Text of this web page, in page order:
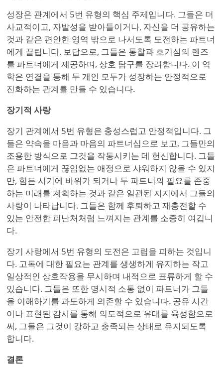
성장은 관계에서 5번 유형의 핵심 주제입니다. 그들은 더
사교적이고, 자발성을 받아들이거나, 자신을 더 공유하는
것과 같은 편안한 영역 밖으로 나서도록 도전하는 파트너
에게 끌립니다. 보답으로, 그들은 통찰과 호기심의 렌즈
를 파트너에게 제공하며, 상호 탐구를 장려합니다. 이 역
학은 연결을 통해 두 개인 모두가 성장하는 안정적으로
진화하는 관계를 만들 수 있습니다.
장기적 사랑
장기 관계에서 5번 유형은 충성스럽고 안정적입니다. 그
들은 약속을 마음과 마음의 파트너십으로 보고, 그들만의
조용한 방식으로 그것을 작동시키는 데 헌신합니다. 그들
은 파트너에게 끊임없는 애정으로 샤워하지 않을 수 있지
만, 힘든 시기에 바위가 되거나 두 파트너의 필요를 존중
하는 미래를 계획하는 것과 같은 일관된 지지에서 그들의
사랑이 나타납니다. 그들은 함께 후퇴하고 재충전할 수
있는 안전한 피난처처럼 느껴지는 관계를 소중히 여깁니
다.
장기 사랑에서 5번 유형의 도전은 고립을 피하는 것입니
다. 고독에 대한 필요는 관계를 생생하게 유지하는 작고
일상적인 상호작용을 무시하며 내적으로 표류하게 할 수
있습니다. 그들은 또한 명시적 소통 없이 파트너가 그들
을 이해하기를 과도하게 의존할 수 있습니다. 공유 시간
이나 표현된 감사를 통해 의도적으로 유대를 육성함으로
써, 그들은 그것이 강하고 충족되는 상태로 유지되도록
합니다.
결론